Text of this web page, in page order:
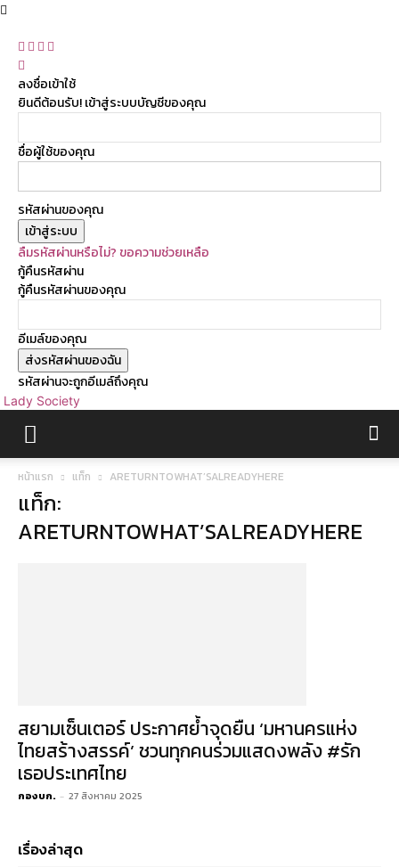
ลงชื่อเข้าใช้
ยินดีต้อนรับ! เข้าสู่ระบบบัญชีของคุณ
ชื่อผู้ใช้ของคุณ
รหัสผ่านของคุณ
ลืมรหัสผ่านหรือไม่? ขอความช่วยเหลือ
กู้คืนรหัสผ่าน
กู้คืนรหัสผ่านของคุณ
อีเมล์ของคุณ
รหัสผ่านจะถูกอีเมล์ถึงคุณ
Lady Society
หน้าแรก แท็ก ARETURNTOWHAT’SALREADYHERE
แท็ก:
ARETURNTOWHAT’SALREADYHERE
สยามเซ็นเตอร์ ประกาศย้ำจุดยืน ‘มหานครแห่ง
ไทยสร้างสรรค์’ ชวนทุกคนร่วมแสดงพลัง #รัก
เธอประเทศไทย
กองบก. - 27 สิงหาคม 2025
เรื่องล่าสุด